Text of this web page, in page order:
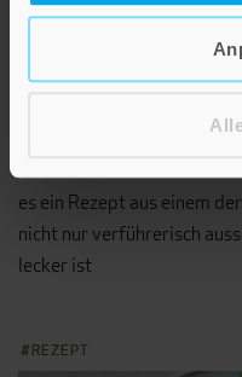
Rezept für Bratapfel mit
Kennen Sie schon
es ein Rezept aus einem
nicht nur verführerisch
lecker ist
REZEPT